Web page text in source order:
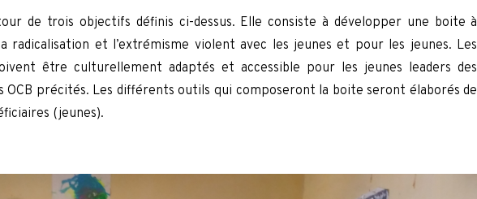
de trois objectifs définis ci-dessus. Elle consiste à développer une boite à
radicalisation et l’extrémisme violent avec les jeunes et pour les jeunes. Les
être culturellement adaptés et accessible pour les jeunes leaders des
OCB précités. Les différents outils qui composeront la boite seront élaborés de
(jeunes).